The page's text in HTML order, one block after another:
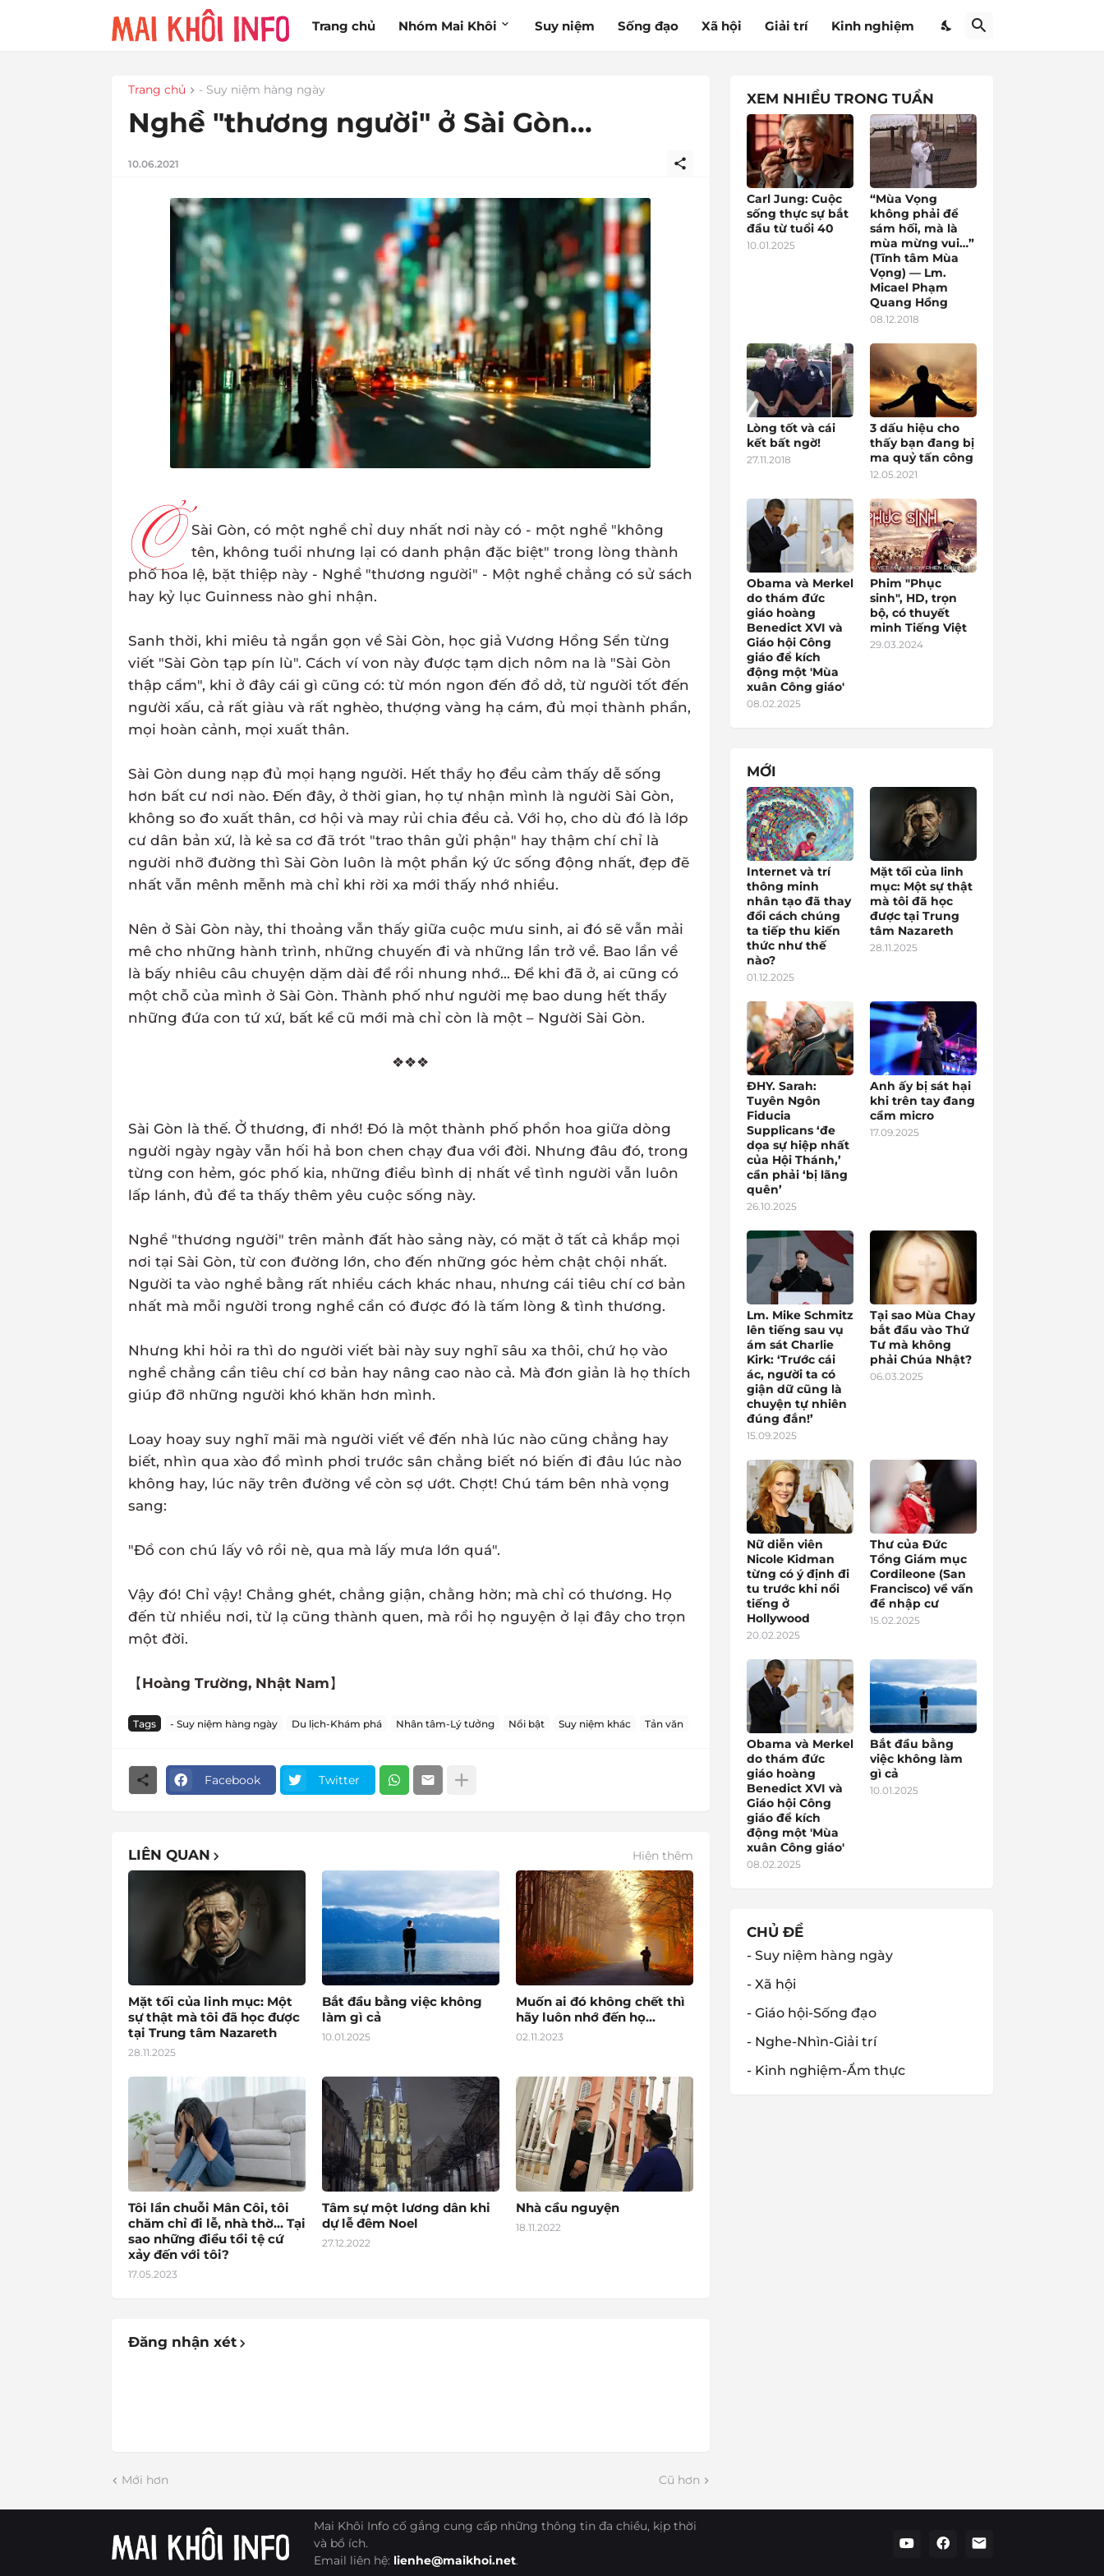
Trang chủ Nhóm Mai Khôi Suy niệm Sống đạo Xã hội Giải trí Kinh nghiệm
Trang chủ - Suy niệm hàng ngày
Nghề "thương người" ở Sài Gòn...
10.06.2021
Ở Sài Gòn, có một nghề chỉ duy nhất nơi này có - một nghề "không
tên, không tuổi nhưng lại có danh phận đặc biệt" trong lòng thành
phố hoa lệ, bặt thiệp này - Nghề "thương người" - Một nghề chẳng có sử sách
hay kỷ lục Guinness nào ghi nhận.
Sanh thời, khi miêu tả ngắn gọn về Sài Gòn, học giả Vương Hồng Sển từng
viết "Sài Gòn tạp pín lù". Cách ví von này được tạm dịch nôm na là "Sài Gòn
thập cẩm", khi ở đây cái gì cũng có: từ món ngon đến đồ dở, từ người tốt đến
người xấu, cả rất giàu và rất nghèo, thượng vàng hạ cám, đủ mọi thành phần,
mọi hoàn cảnh, mọi xuất thân.
Sài Gòn dung nạp đủ mọi hạng người. Hết thẩy họ đều cảm thấy dễ sống
hơn bất cư nơi nào. Đến đây, ở thời gian, họ tự nhận mình là người Sài Gòn,
không so đo xuất thân, cơ hội và may rủi chia đều cả. Với họ, cho dù đó là lớp
cư dân bản xứ, là kẻ sa cơ đã trót "trao thân gửi phận" hay thậm chí chỉ là
người nhỡ đường thì Sài Gòn luôn là một phần ký ức sống động nhất, đẹp đẽ
nhất vẫn mênh mễnh mà chỉ khi rời xa mới thấy nhớ nhiều.
Nên ở Sài Gòn này, thi thoảng vẫn thấy giữa cuộc mưu sinh, ai đó sẽ vẫn mải
mê cho những hành trình, những chuyến đi và những lần trở về. Bao lần về
là bấy nhiêu câu chuyện dặm dài để rồi nhung nhớ... Để khi đã ở, ai cũng có
một chỗ của mình ở Sài Gòn. Thành phố như người mẹ bao dung hết thẩy
những đứa con tứ xứ, bất kể cũ mới mà chỉ còn là một – Người Sài Gòn.
❖❖❖
Sài Gòn là thế. Ở thương, đi nhớ! Đó là một thành phố phồn hoa giữa dòng
người ngày ngày vẫn hối hả bon chen chạy đua với đời. Nhưng đâu đó, trong
từng con hẻm, góc phố kia, những điều bình dị nhất về tình người vẫn luôn
lấp lánh, đủ để ta thấy thêm yêu cuộc sống này.
Nghề "thương người" trên mảnh đất hào sảng này, có mặt ở tất cả khắp mọi
nơi tại Sài Gòn, từ con đường lớn, cho đến những góc hẻm chật chội nhất.
Người ta vào nghề bằng rất nhiều cách khác nhau, nhưng cái tiêu chí cơ bản
nhất mà mỗi người trong nghề cần có được đó là tấm lòng & tình thương.
Nhưng khi hỏi ra thì do người viết bài này suy nghĩ sâu xa thôi, chứ họ vào
nghề chẳng cần tiêu chí cơ bản hay nâng cao nào cả. Mà đơn giản là họ thích
giúp đỡ những người khó khăn hơn mình.
Loay hoay suy nghĩ mãi mà người viết về đến nhà lúc nào cũng chẳng hay
biết, nhìn qua xào đồ mình phơi trước sân chẳng biết nó biến đi đâu lúc nào
không hay, lúc nãy trên đường về còn sợ ướt. Chợt! Chú tám bên nhà vọng
sang:
"Đồ con chú lấy vô rồi nè, qua mà lấy mưa lớn quá".
Vậy đó! Chỉ vậy! Chẳng ghét, chẳng giận, chằng hờn; mà chỉ có thương. Họ
đến từ nhiều nơi, từ lạ cũng thành quen, mà rồi họ nguyện ở lại đây cho trọn
một đời.
【 Hoàng Trường, Nhật Nam 】
Tags - Suy niệm hàng ngày Du lịch-Khám phá Nhân tâm-Lý tưởng Nổi bật Suy niệm khác Tản văn
Facebook Twitter
LIÊN QUAN Hiện thêm
Mặt tối của linh mục: Một
sự thật mà tôi đã học được
tại Trung tâm Nazareth
28.11.2025
Bắt đầu bằng việc không
làm gì cả
10.01.2025
Muốn ai đó không chết thì
hãy luôn nhớ đến họ...
02.11.2023
Tôi lần chuỗi Mân Côi, tôi
chăm chỉ đi lễ, nhà thờ… Tại
sao những điều tồi tệ cứ
xảy đến với tôi?
17.05.2023
Tâm sự một lương dân khi
dự lễ đêm Noel
27.12.2022
Nhà cầu nguyện
18.11.2022
Đăng nhận xét
Mới hơn Cũ hơn
XEM NHIỀU TRONG TUẦN
Carl Jung: Cuộc
sống thực sự bắt
đầu từ tuổi 40
10.01.2025
“Mùa Vọng
không phải để
sám hối, mà là
mùa mừng vui…”
(Tĩnh tâm Mùa
Vọng) — Lm.
Micael Phạm
Quang Hồng
08.12.2018
Lòng tốt và cái
kết bất ngờ!
27.11.2018
3 dấu hiệu cho
thấy bạn đang bị
ma quỷ tấn công
12.05.2021
Obama và Merkel
do thám đức
giáo hoàng
Benedict XVI và
Giáo hội Công
giáo để kích
động một 'Mùa
xuân Công giáo'
08.02.2025
Phim "Phục
sinh", HD, trọn
bộ, có thuyết
minh Tiếng Việt
29.03.2024
MỚI
Internet và trí
thông minh
nhân tạo đã thay
đổi cách chúng
ta tiếp thu kiến
thức như thế
nào?
01.12.2025
Mặt tối của linh
mục: Một sự thật
mà tôi đã học
được tại Trung
tâm Nazareth
28.11.2025
ĐHY. Sarah:
Tuyên Ngôn
Fiducia
Supplicans ‘đe
dọa sự hiệp nhất
của Hội Thánh,’
cần phải ‘bị lãng
quên’
26.10.2025
Anh ấy bị sát hại
khi trên tay đang
cầm micro
17.09.2025
Lm. Mike Schmitz
lên tiếng sau vụ
ám sát Charlie
Kirk: ‘Trước cái
ác, người ta có
giận dữ cũng là
chuyện tự nhiên
đúng đắn!’
15.09.2025
Tại sao Mùa Chay
bắt đầu vào Thứ
Tư mà không
phải Chúa Nhật?
06.03.2025
Nữ diễn viên
Nicole Kidman
từng có ý định đi
tu trước khi nổi
tiếng ở
Hollywood
20.02.2025
Thư của Đức
Tổng Giám mục
Cordileone (San
Francisco) về vấn
đề nhập cư
15.02.2025
Obama và Merkel
do thám đức
giáo hoàng
Benedict XVI và
Giáo hội Công
giáo để kích
động một 'Mùa
xuân Công giáo'
08.02.2025
Bắt đầu bằng
việc không làm
gì cả
10.01.2025
CHỦ ĐỀ
- Suy niệm hàng ngày
- Xã hội
- Giáo hội-Sống đạo
- Nghe-Nhìn-Giải trí
- Kinh nghiệm-Ẩm thực
Mai Khôi Info cố gắng cung cấp những thông tin đa chiều, kịp thời
và bổ ích.
Email liên hệ: lienhe@maikhoi.net.